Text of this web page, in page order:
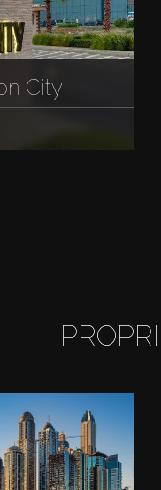
City